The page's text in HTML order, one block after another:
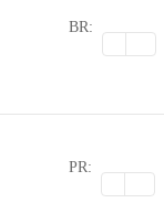
BR:
PR: